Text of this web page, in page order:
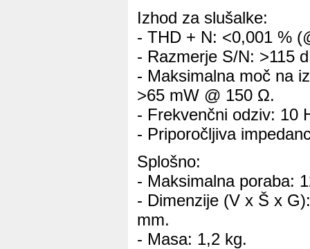
Izhod za slušalke:
- THD + N: <0,001 %
- Razmerje S/N: >115
- Maksimalna moč na
>65 mW @ 150 Ω.
- Frekvenčni odziv: 10
- Priporočljiva
Splošno:
- Maksimalna poraba:
- Dimenzije (V x Š x
mm.
- Masa: 1,2 kg.